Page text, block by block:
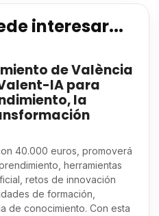
interesar...
de València
IA para
la
40.000 euros, promoverá
herramientas
retos de innovación
de formación,
de conocimiento. Con esta